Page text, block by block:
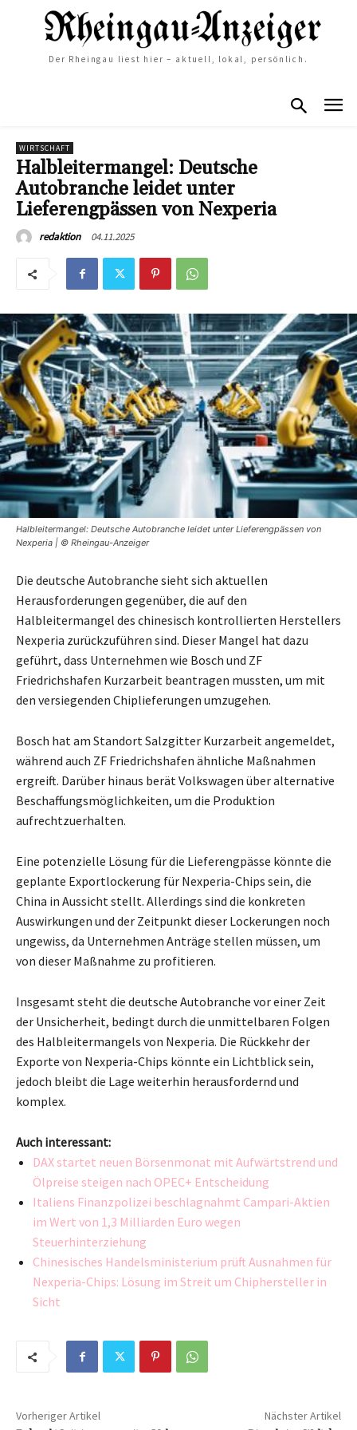
Der Rheingau liest hier – aktuell, lokal, persönlich.
WIRTSCHAFT
Halbleitermangel: Deutsche
Autobranche leidet unter
Lieferengpässen von Nexperia
redaktion 04.11.2025
Halbleitermangel: Deutsche Autobranche leidet unter Lieferengpässen von
Nexperia | © Rheingau-Anzeiger
Die deutsche Autobranche sieht sich aktuellen
Herausforderungen gegenüber, die auf den
Halbleitermangel des chinesisch kontrollierten Herstellers
Nexperia zurückzuführen sind. Dieser Mangel hat dazu
geführt, dass Unternehmen wie Bosch und ZF
Friedrichshafen Kurzarbeit beantragen mussten, um mit
den versiegenden Chiplieferungen umzugehen.
Bosch hat am Standort Salzgitter Kurzarbeit angemeldet,
während auch ZF Friedrichshafen ähnliche Maßnahmen
ergreift. Darüber hinaus berät Volkswagen über alternative
Beschaffungsmöglichkeiten, um die Produktion
aufrechtzuerhalten.
Eine potenzielle Lösung für die Lieferengpässe könnte die
geplante Exportlockerung für Nexperia-Chips sein, die
China in Aussicht stellt. Allerdings sind die konkreten
Auswirkungen und der Zeitpunkt dieser Lockerungen noch
ungewiss, da Unternehmen Anträge stellen müssen, um
von dieser Maßnahme zu profitieren.
Insgesamt steht die deutsche Autobranche vor einer Zeit
der Unsicherheit, bedingt durch die unmittelbaren Folgen
des Halbleitermangels von Nexperia. Die Rückkehr der
Exporte von Nexperia-Chips könnte ein Lichtblick sein,
jedoch bleibt die Lage weiterhin herausfordernd und
komplex.
Auch interessant:
DAX startet neuen Börsenmonat mit Aufwärtstrend und
Ölpreise steigen nach OPEC+ Entscheidung
Italiens Finanzpolizei beschlagnahmt Campari-Aktien
im Wert von 1,3 Milliarden Euro wegen
Steuerhinterziehung
Chinesisches Handelsministerium prüft Ausnahmen für
Nexperia-Chips: Lösung im Streit um Chiphersteller in
Sicht
Vorheriger Artikel Nächster Artikel